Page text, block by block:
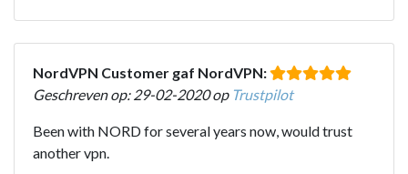
NordVPN Customer gaf NordVPN:
Geschreven op: 29-02-2020 op Trustpilot
Been with NORD for several years now, would trust
another vpn.